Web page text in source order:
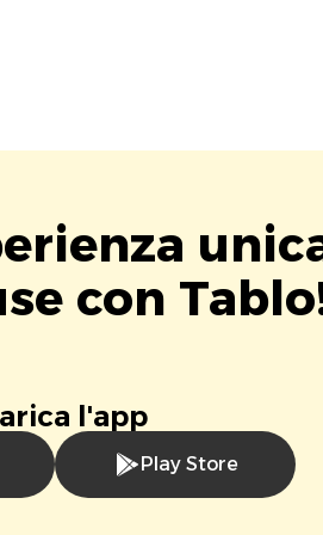
con
l'app
Play Store